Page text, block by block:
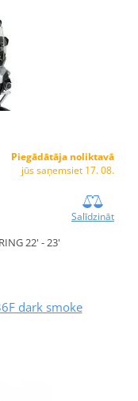
Piegādātāja noliktavā
jūs saņemsiet 17. 08.
Salīdzināt
22' - 23'
dark smoke